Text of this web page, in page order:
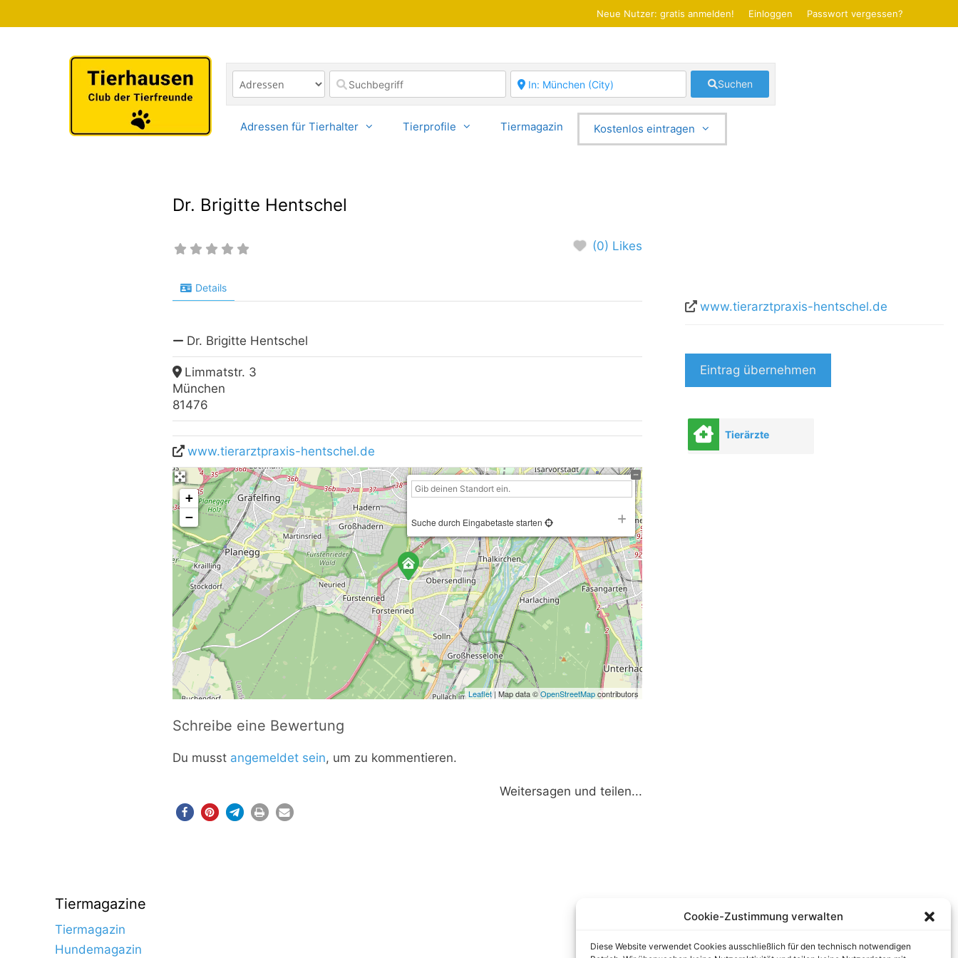
Cookie-Zustimmung verwalten
Diese Website verwendet Cookies ausschließlich für den technisch notwendigen
Inhalt
Neue Nutzer: gratis anmelden! Einloggen Passwort vergessen?
Suchen
Adressen für Tierhalter Tierprofile Tiermagazin Kostenlos eintragen
Dr. Brigitte Hentschel
(0) Likes
Details
Dr. Brigitte Hentschel
Limmatstr. 3
München
81476
www.tierarztpraxis-hentschel.de
+
−
Suche durch Eingabetaste starten
Leaflet| Map data ©OpenStreetMapcontributors
Schreibe eine Bewertung
Du musst angemeldet sein, um zu kommentieren.
Weitersagen und teilen...
www.tierarztpraxis-hentschel.de
Eintrag übernehmen
Tierärzte
Tiermagazine
Tiermagazin
Hundemagazin